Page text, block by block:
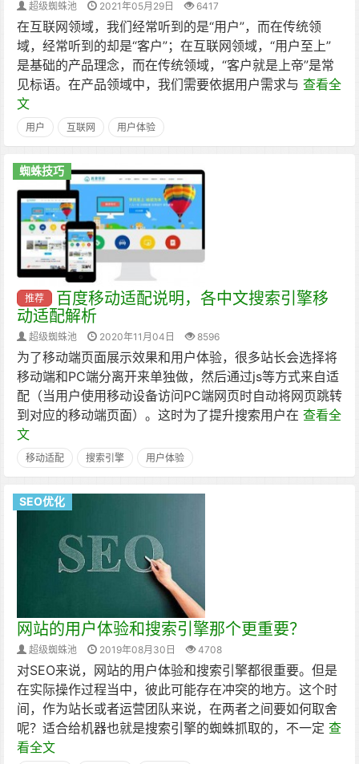
超级蜘蛛池 2021年05月29日 6417
在互联网领域，我们经常听到的是“用户”，而在传统领
域，经常听到的却是“客户”；在互联网领域，“用户至上”
是基础的产品理念，而在传统领域，“客户就是上帝”是常
见标语。在产品领域中，我们需要依据用户需求与 查看全
文
用户 互联网 用户体验
蜘蛛技巧
推荐
百度移动适配说明，各中文搜索引擎移
动适配解析
超级蜘蛛池 2020年11月04日 8596
为了移动端页面展示效果和用户体验，很多站长会选择将
移动端和PC端分离开来单独做，然后通过js等方式来自适
配（当用户使用移动设备访问PC端网页时自动将网页跳转
到对应的移动端页面）。这时为了提升搜索用户在 查看全
文
移动适配 搜索引擎 用户体验
SEO优化
网站的用户体验和搜索引擎那个更重要？
超级蜘蛛池 2019年08月30日 4708
对SEO来说，网站的用户体验和搜索引擎都很重要。但是
在实际操作过程当中，彼此可能存在冲突的地方。这个时
间，作为站长或者运营团队来说，在两者之间要如何取舍
呢？适合给机器也就是搜索引擎的蜘蛛抓取的，不一定 查
看全文